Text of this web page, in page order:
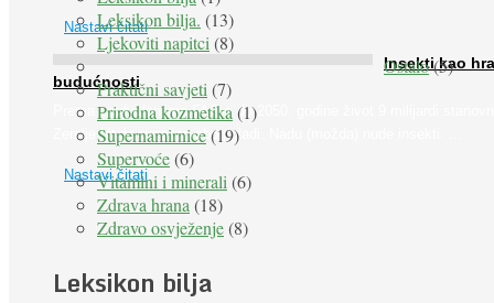
Nastavi čitati
Insekti kao
budućnosti
Prema predviđanjima FAO-a do 2050. godine život 9 milijardi
Zemlje bit će ugrožen zbog gladi. Nadu (možda) nude insekti. ...
Nastavi čitati
Leksikon bilja. (13)
Ljekoviti napitci (8)
Ostalo(5)
Praktični savjeti (7)
Prirodna kozmetika (1)
Supernamirnice(19)
Supervoće(6)
Vitamini i minerali (6)
Zdrava hrana (18)
Zdravo osvježenje(8)
Leksikon bilja